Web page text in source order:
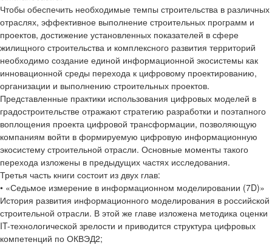
Чтобы обеспечить необходимые темпы строительства в различных
отраслях, эффективное выполнение строительных программ и
проектов, достижение установленных показателей в сфере
жилищного строительства и комплексного развития территорий
необходимо создание единой информационной экосистемы как
инновационной среды перехода к цифровому проектированию,
организации и выполнению строительных проектов.
Представленные практики использования цифровых моделей в
градостроительстве отражают стратегию разработки и поэтапного
воплощения проекта цифровой трансформации, позволяющую
компаниям войти в формируемую цифровую информационную
экосистему строительной отрасли. Основные моменты такого
перехода изложены в предыдущих частях исследования.
Третья часть книги состоит из двух глав:
• «Седьмое измерение в информационном моделировании (7D)»
История развития информационного моделирования в российской
строительной отрасли. В этой же главе изложена методика оценки
IT-технологической зрелости и приводится структура цифровых
компетенций по ОКВЭД2;